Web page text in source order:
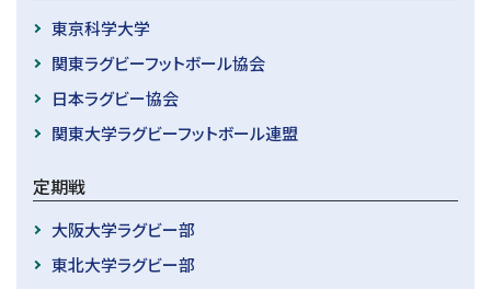
東京科学大学
関東ラグビーフットボール協会
日本ラグビー協会
関東大学ラグビーフットボール連盟
定期戦
大阪大学ラグビー部
東北大学ラグビー部